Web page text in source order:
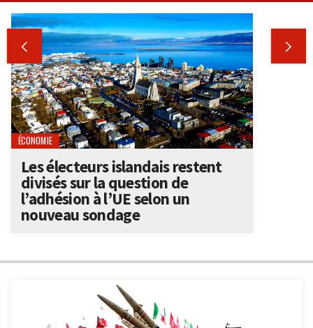
 
ÉCONOMIE
Les électeurs islandais restent
divisés sur la question de
l’adhésion à l’UE selon un
nouveau sondage